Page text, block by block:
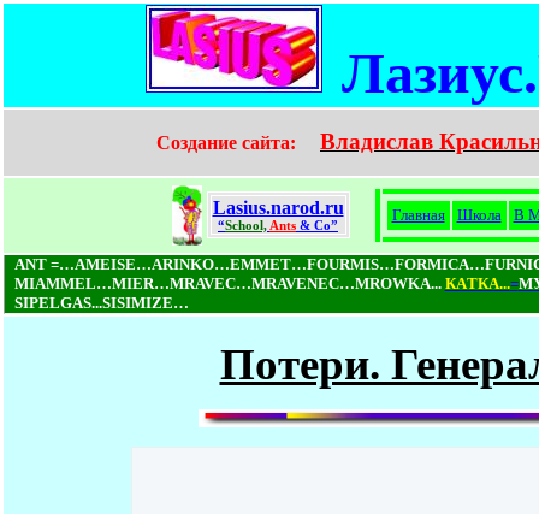
Создание сайта: Владислав
Lasius.narod.ru
“School, Ants & Co”
Главная Школа В
ANT
MIAMMEL…MIER…MRAVEC…MRAVENEC…MROWKA... КAТКA...=
SIPELGAS...SISIMIZE…
Потери.